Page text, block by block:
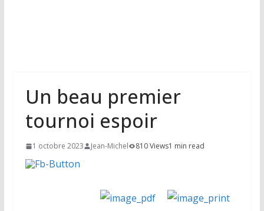
Un beau premier
tournoi espoir
1 octobre 2023 Jean-Michel 810 Views1 min read